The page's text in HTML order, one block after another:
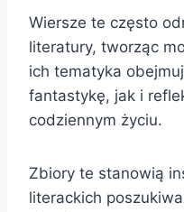
Wiersze te często
literatury, tworząc
ich tematyka
fantastykę, jak i
codziennym życiu.
Zbiory te stanowią
literackich